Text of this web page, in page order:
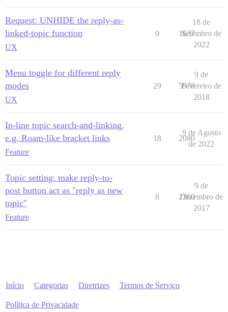
Request: UNHIDE the reply-as-
linked-topic function
UX
9 1637
18 de
Setembro de
2022
Menu toggle for different reply
modes
UX
29 5978
9 de
Fevereiro de
2018
In-line topic search-and-linking,
e.g. Roam-like bracket links
Feature
18 2080
9 de Agosto
de 2022
Topic setting: make reply-to-
post button act as "reply as new
topic"
Feature
8 2360
9 de
Dezembro de
2017
Início Categorias Diretrizes Termos de Serviço
Política de Privacidade